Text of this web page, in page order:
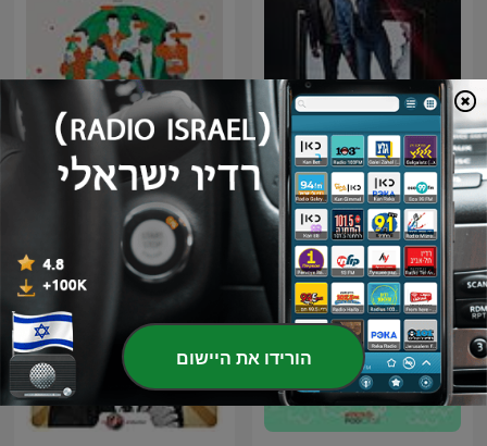
מחוץ לפריים | יוסי עזרא וניצן
פלד
De 7 em 7
הורידו את היישום